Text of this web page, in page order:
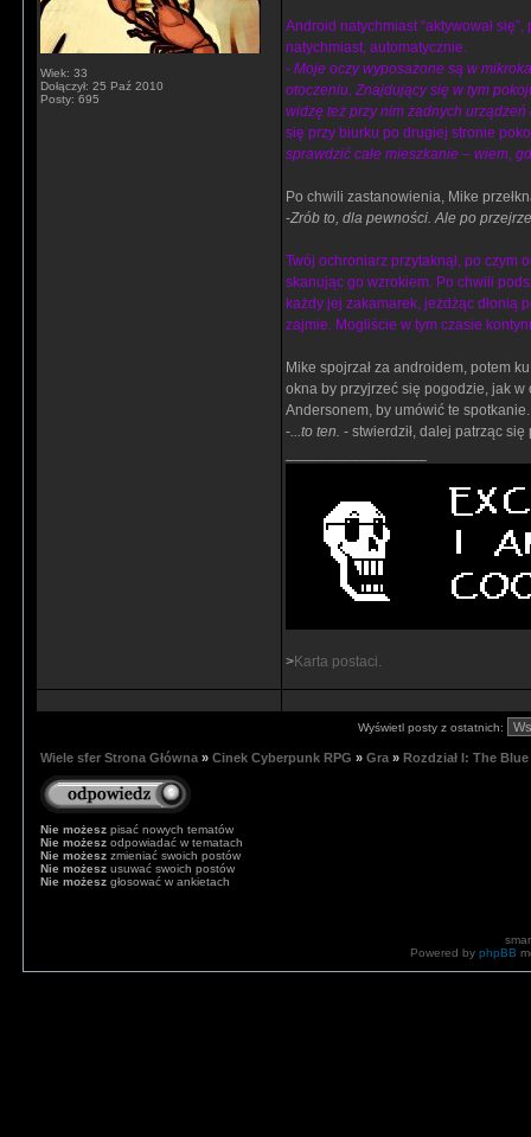
Wiek: 33
Dołączył: 25 Paź 2010
Posty: 695
Android natychmiast “aktywował
natychmiast, automatycznie.
- Moje oczy wyposażone są w
otoczeniu. Znajdujący się w tym
widzę też przy nim żadnych
się przy biurku po drugiej stronie
sprawdzić całe mieszkanie – wiem,
Po chwili zastanowienia, Mike
-Zrób to, dla pewności. Ale po
Twój ochroniarz przytaknął, po czym
skanując go wzrokiem. Po chwili
każdy jej zakamarek, jeżdżąc dłonią
zajmie. Mogliście w tym czasie
Mike spojrzał za androidem, potem
okna by przyjrzeć się pogodzie, jak
Andersonem, by umówić te
-...to ten. - stwierdził, dalej patrząc się
>Karta postaci.
Wyświetl posty z ostatnich:
Wiele sfer Strona Główna » Cinek Cyberpunk RPG » Gra » Rozdział I: The
Nie możesz pisać nowych tematów
Nie możesz odpowiadać w tematach
Nie możesz zmieniać swoich postów
Nie możesz usuwać swoich postów
Nie możesz głosować w ankietach
Powered by phpBB